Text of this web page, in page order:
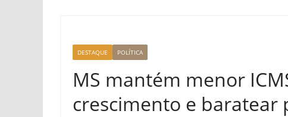
DESTAQUE POLÍTICA
MS mantém menor
crescimento e baratear